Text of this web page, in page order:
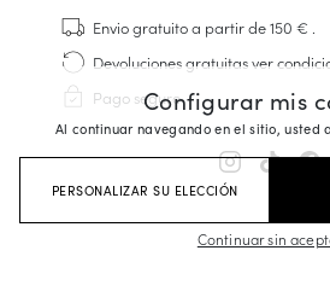
Configurar mis
Al continuar navegando en el sitio, usted
PERSONALIZAR SU ELECCIÓN
Continuar sin
Zapatillas
Cosido Goodyear
Derbies y Richelieu
Zapatos Richelieu Hombre
Mocasines
Sandalias y Alpargatas
Maletines Business
Zapatillas Blancas Hombre
Envio gratuitoa partir de 150 €
Devoluciones gratuitasver
Pago seguro